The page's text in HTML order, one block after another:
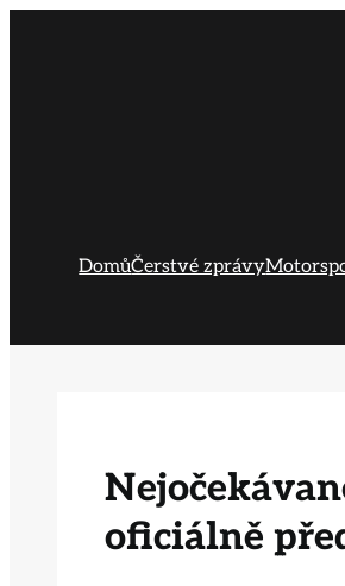
DomůČerstvé zprávy
oficiálně